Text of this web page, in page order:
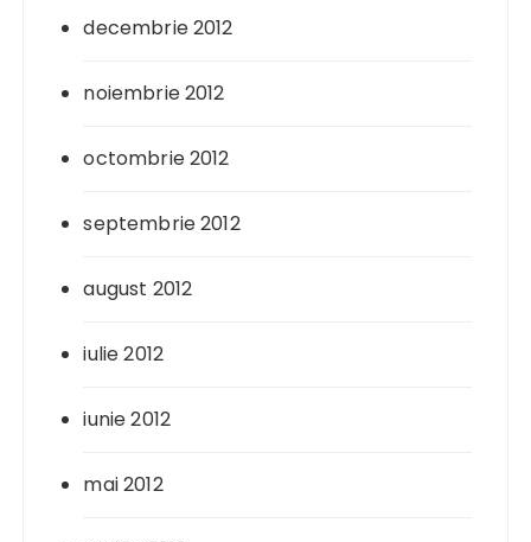
decembrie 2012
noiembrie 2012
octombrie 2012
septembrie 2012
august 2012
iulie 2012
iunie 2012
mai 2012